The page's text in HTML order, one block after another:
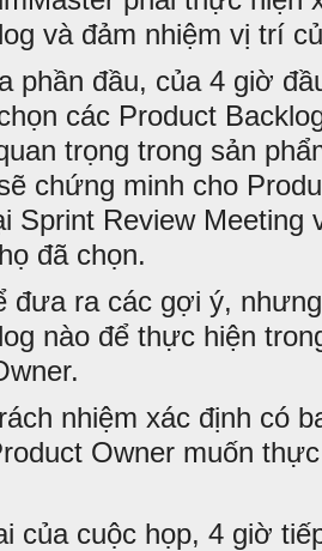
và đảm nhiệm vị trí
phần đầu, của 4 giờ
các Product
trọng trong sản
chứng minh cho
Sprint Review Meeting
đã chọn.
đưa ra các gợi ý,
nào để thực hiện
nhiệm xác định có
Owner muốn
của cuộc họp, 4 giờ